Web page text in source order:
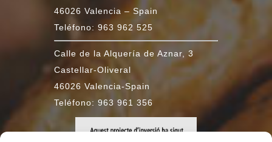
46026 Valencia – Spain
Teléfono: 963 962 525
Calle de la Alquería de Aznar, 3
Castellar-Oliveral
46026 Valencia-Spain
Teléfono: 963 961 356